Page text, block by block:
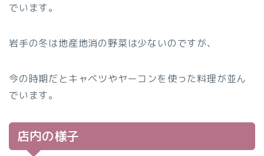
でいます。
岩手の冬は地産地消の野菜は少ないのですが、
今の時期だとキャベツやヤーコンを使った料理が並ん
でいます。
店内の様子